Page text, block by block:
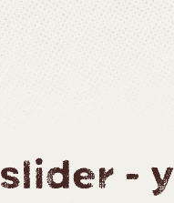
-